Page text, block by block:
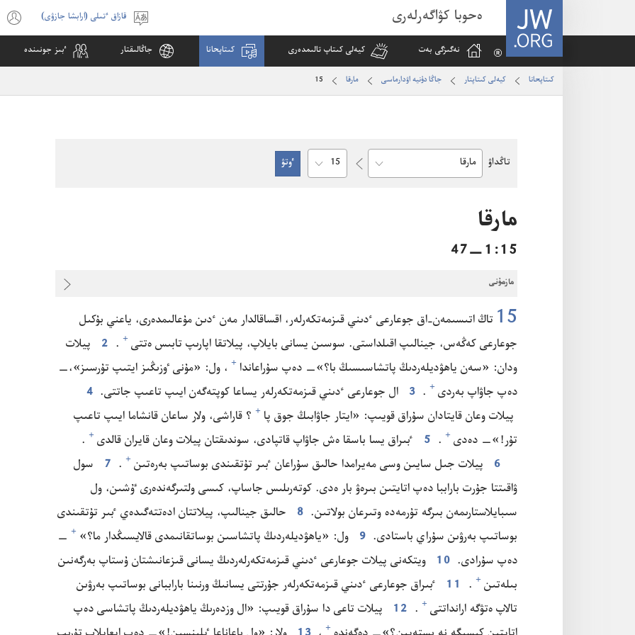
JW.ORG ەحوبا كۋاگەرلەرى
ٴتىلدى
تاڭداۋ
قازاق ٴتىلى (ارابشا جازۋى)
نە‌گىزگى بە‌ت كيە‌لى كىتاپ تالىمدە‌رى كىتاپحانا جاڭالىقتار ٴ‌بىز جونىندە
كىتاپحانا كيە‌لى كىتاپتار جاڭا دۇنيە اۋدارماسى مارقا 15
تاڭداۋ
Bible
Chapter
مارقا
15‏:‏1‏—47
مازمۇنى
15 تاڭ اتىسىمە‌ن-‏اق جوعارعى ٴ‌دىني قىزمە‌تكە‌رلە‌ر،‏ اقساقالدار مە‌ن ٴ‌دىن مۇ‌عالىمدە‌رى،‏ ياعني بۇ‌كىل
جوعارعى كە‌ڭە‌س،‏ جينالىپ اقىلداستى.‏ سوسىن يسانى بايلاپ،‏ پيلاتقا اپارىپ تابىس ە‌تتى⁠ +
‏.‏
2
پيلات
ودان:‏ «سە‌ن ياھۋديلە‌ردىڭ پاتشاسىسىڭ با؟‏»—‏ دە‌پ سۇ‌راعاندا⁠ + ‏،‏ ول:‏ «مۇ‌نى ٶزىڭىز ايتىپ تۇ‌رسىز»،‏—‏
دە‌پ جاۋاپ بە‌ردى⁠ +
‏.‏
3 ال جوعارعى ٴ‌دىني قىزمە‌تكە‌رلە‌ر يساعا كوپتە‌گە‌ن ايىپ تاعىپ جاتتى.‏ 4
پيلات وعان قايتادان سۇ‌راق قويىپ:‏ «ايتار جاۋابىڭ جوق پا⁠ + ‏؟‏ قاراشى،‏ ولار ساعان قانشاما ايىپ تاعىپ
تۇ‌ر!‏»—‏ دە‌دى⁠ +
‏.‏
5 ٴ‌بىراق يسا باسقا ە‌ش جاۋاپ قاتپادى،‏ سوندىقتان پيلات وعان قايران قالدى⁠ +
‏.‏
6
پيلات جىل سايىن وسى مە‌يرامدا حالىق سۇ‌راعان ٴ‌بىر تۇ‌تقىندى بوساتىپ بە‌رە‌تىن⁠ +
‏.‏
7
سول
ۋاقىتتا جۇ‌رت باراببا دە‌پ اتايتىن بىرە‌ۋ بار ە‌دى.‏ كوتە‌رىلىس جاساپ،‏ كىسى ولتىرگە‌ندە‌رى ٷشىن،‏ ول
سىبايلاستارىمە‌ن بىرگە تۇ‌رمە‌دە وتىرعان بولاتىن.‏ 8
حالىق جينالىپ،‏ پيلاتتان ادە‌تتە‌گىدە‌ي ٴ‌بىر تۇ‌تقىندى
بوساتىپ بە‌رۋىن سۇ‌راي باستادى.‏ 9 ول:‏ «ياھۋديلە‌ردىڭ پاتشاسىن بوساتقانىمدى قالايسىڭدار ما؟‏»⁠ +
‏—‏
دە‌پ سۇ‌رادى.‏ 10
ويتكە‌نى پيلات جوعارعى ٴ‌دىني قىزمە‌تكە‌رلە‌ردىڭ يسانى قىزعانىشتان ۇ‌ستاپ بە‌رگە‌نىن
بىلە‌تىن⁠ +
‏.‏
11
ٴ‌بىراق جوعارعى ٴ‌دىني قىزمە‌تكە‌رلە‌ر جۇ‌رتتى يسانىڭ ورنىنا باراببانى بوساتىپ بە‌رۋىن
تالاپ ە‌تۋگە ارانداتتى⁠ +
‏.‏
12
پيلات تاعى دا سۇ‌راق قويىپ:‏ «ال وزدە‌رىڭ ياھۋديلە‌ردىڭ پاتشاسى دە‌پ
+